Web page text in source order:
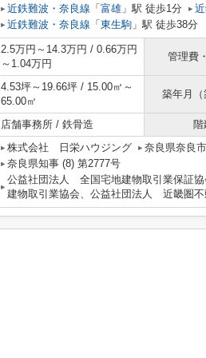
近鉄難波・奈良線 「 富雄 」駅 徒歩1分
近鉄難波・奈良線 「 東生駒 」駅 徒歩38分
2.5万円～14.3万円 / 0.66万円
～1.04万円
管理費
4.53坪～19.66坪 / 15.00㎡～
65.00㎡
築年月（
店舗事務所 / 鉄骨造 階
株式会社 日栄ハウジング 奈良県奈良
奈良県知事 (8) 第2777号
公益社団法人 全国宅地建物取引業保証
建物取引業協会、公益社団法人 近畿圏不